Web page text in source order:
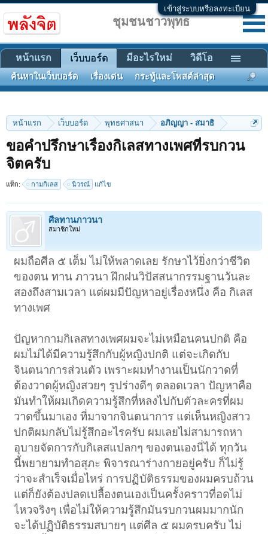
เข้าสู่ระบบหรือลงทะเบียน
หน้าแรก เว็บบอร์ด พุทธศาสนา อภิญญา - สมาธิ
ขอคำปรึกษาเรื่องกิเลสทางเพศที่รบกวน
จิตครับ
แท็ก: กามกิเลส นิวรณ์ แก้ไข
ศีลทานภาวนา
สมาชิกใหม่
ผมถือศีล ๕ เต็ม ไม่ให้พลาดเลย รักษาไว้ยิ่งกว่าชีวิต
ของตน ทาน ภาวนา ฝึกฝนวิปัสสนากรรมฐานวันละ
สองถึงสามเวลา แต่ผมมีปัญหาอยู่เรื่องหนึ่ง คือ กิเลส
ทางเพศ
ปัญหากามกิเลสทางเพศผมจะไม่เหมือนคนปกติ คือ
ผมไม่ได้มีความรู้สึกกับผู้หญิงปกติ แต่จะเกิดกับ
จินตนาการส่วนตัว เพราะผมทำงานเป็นนักวาดที่
ต้องวาดผู้หญิงสวยๆ รูปร่างดีๆ ตลอดเวลา ปัญหาคือ
มันทำให้ผมเกิดความรู้สึกที่หลงไปกับตัวละครที่ผม
วาดขึ้นมาเอง ที่มาจากจินตนาการ แต่เห็นหญิงสาว
ปกติผมกลับไม่รู้สึกอะไรครับ ผมเลยไม่สามารถหา
อุบายจัดการกับกิเลสแปลกๆ ของตนเองนี่ได้ ทุกวัน
นี้พยายามทำอสุภะ พิจารณาร่างกายอยู่ครับ ก็ไม่รู้
ว่าจะสำเร็จเมื่อไหร่ การปฏิบัติธรรมของผมครบถ้วน
แต่ก็ยังต้องปลดเปลื้องตนเองเป็นครั้งคราวที่อดไม่
ไหวจริงๆ เพื่อไม่ให้ความรู้สึกมันรบกวนผมมากนัก
จะได้ปฏิบัติธรรมสบายๆ แต่ศีล ๕ ผมครบครับ ไม่
ชุมชนชาวพุทธ
หน้าแรก เว็บบอร์ด
ค้นหาในเว็บบอร์ด เรื่องเด่น กระทู้และโพสต์ล่าสุด
มีอะไรใหม่ วิดีโอ